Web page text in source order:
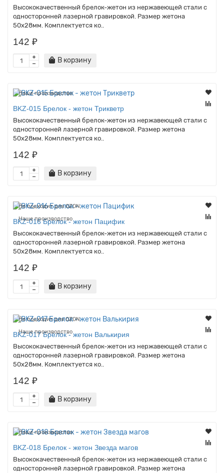
Высококачественный брелок-жетон из нержавеющей стали с
односторонней лазерной гравировкой. Размер жетона
50х28мм. Комплектуется ко..
142 ₽
В корзину
Наше производство
BKZ-015 Брелок - жетон Трикветр
Высококачественный брелок-жетон из нержавеющей стали с
односторонней лазерной гравировкой. Размер жетона
50х28мм. Комплектуется ко..
142 ₽
В корзину
Не подходит для OZON
Наше производство
BKZ-016 Брелок - жетон Пацифик
Высококачественный брелок-жетон из нержавеющей стали с
односторонней лазерной гравировкой. Размер жетона
50х28мм. Комплектуется ко..
142 ₽
В корзину
Не подходит для OZON
Наше производство
BKZ-017 Брелок - жетон Валькирия
Высококачественный брелок-жетон из нержавеющей стали с
односторонней лазерной гравировкой. Размер жетона
50х28мм. Комплектуется ко..
142 ₽
В корзину
Наше производство
BKZ-018 Брелок - жетон Звезда магов
Высококачественный брелок-жетон из нержавеющей стали с
односторонней лазерной гравировкой. Размер жетона